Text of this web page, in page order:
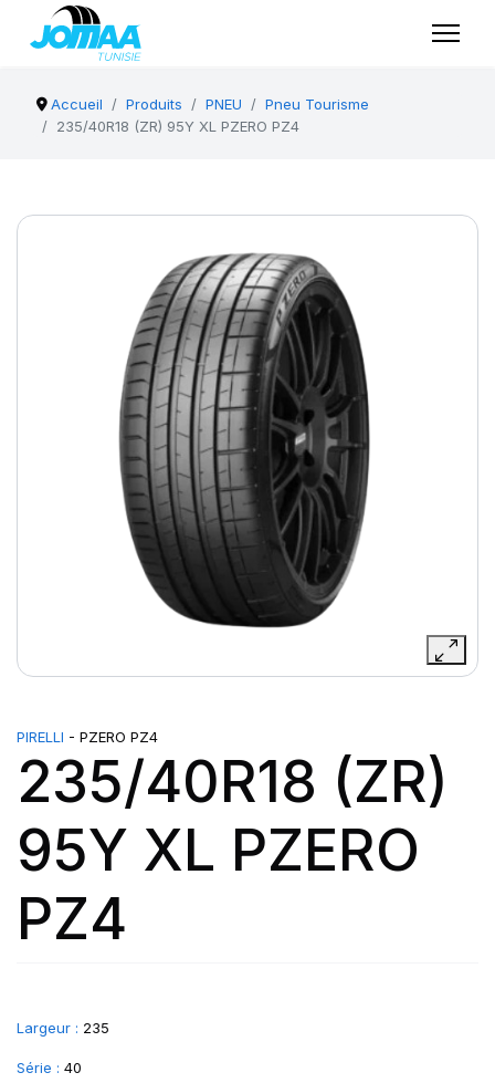
Accueil Produits PNEU
Pneu Tourisme
235/40R18 (ZR) 95Y XL PZERO PZ4
PIRELLI - PZERO PZ4
235/40R18 (ZR)
95Y XL PZERO
PZ4
Largeur : 235
Série : 40